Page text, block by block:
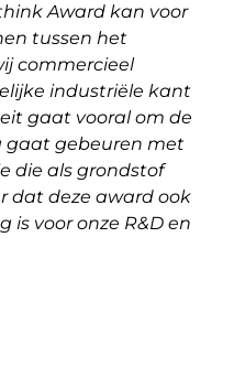
Award kan voor
tussen het
commercieel
industriële kant
gaat vooral om de
gaat gebeuren met
die als grondstof
dat deze award ook
is voor onze R&D en